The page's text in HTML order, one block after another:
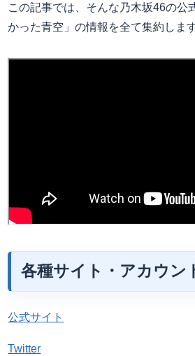
この記事では、そんな乃木坂46の公
かった青空」の情報を全て集約します
各種サイト・アカウン
公式サイト
Twitter